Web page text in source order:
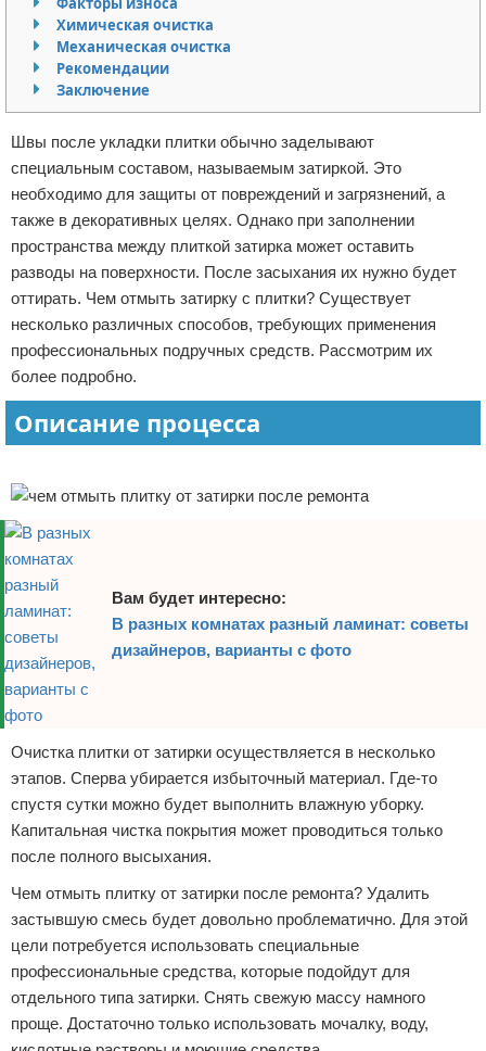
Домашний быт
Коммунальные услуги
Безопасность
Стройматериалы
Разное
Отказ от ответственности
Химическая очистка
Механическая очистка
Рекомендации
Заключение
Швы после укладки плитки обычно заделывают
специальным составом, называемым затиркой. Это
необходимо для защиты от повреждений и загрязнений, а
также в декоративных целях. Однако при заполнении
пространства между плиткой затирка может оставить
разводы на поверхности. После засыхания их нужно будет
оттирать. Чем отмыть затирку с плитки? Существует
несколько различных способов, требующих применения
профессиональных подручных средств. Рассмотрим их
более подробно.
Описание процесса
Вам будет интересно:
В разных комнатах разный ламинат: советы
дизайнеров, варианты с фото
Очистка плитки от затирки осуществляется в несколько
этапов. Сперва убирается избыточный материал. Где-то
спустя сутки можно будет выполнить влажную уборку.
Капитальная чистка покрытия может проводиться только
после полного высыхания.
Чем отмыть плитку от затирки после ремонта? Удалить
застывшую смесь будет довольно проблематично. Для этой
цели потребуется использовать специальные
профессиональные средства, которые подойдут для
отдельного типа затирки. Снять свежую массу намного
проще. Достаточно только использовать мочалку, воду,